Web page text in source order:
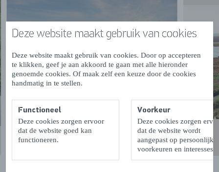
Deze website maakt gebruik van cookies
Deze website maakt gebruik van cookies. Door op accepteren
te klikken, geef je aan akkoord te gaan met alle hieronder
genoemde cookies. Of maak zelf een keuze door de cookies
handmatig in te stellen.
Functioneel
Deze cookies zorgen ervoor
dat de website goed kan
functioneren.
Voorkeur
Deze cookies zorgen
dat de website wordt
aangepast op persoonlijke
voorkeuren en interesses.